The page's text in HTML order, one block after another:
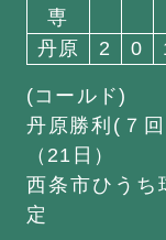
専
丹原 2 0
(コールド)
丹原勝利(７
（21日）
西条市ひう
定